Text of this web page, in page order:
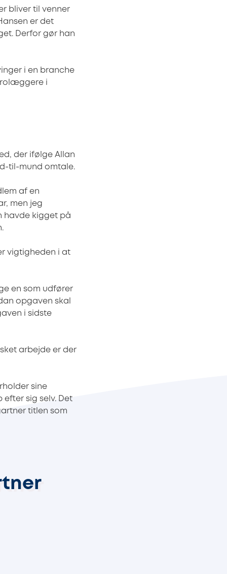
bliver til venner
er det
Derfor gør han
i en branche
i
der ifølge Allan
til-mund omtale.
af en
men jeg
havde kigget på
vigtigheden i at
en som udfører
opgaven skal
i sidste
arbejde er der
sine
sig selv. Det
titlen som